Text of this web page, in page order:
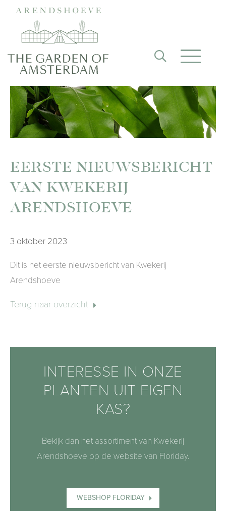
EERSTE NIEUWSBERICHT
VAN KWEKERIJ
ARENDSHOEVE
3 oktober 2023
Dit is het eerste nieuwsbericht van Kwekerij
Arendshoeve
Terug naar overzicht
INTERESSE IN ONZE
PLANTEN UIT EIGEN
KAS?
Bekijk dan het assortiment van Kwekerij
Arendshoeve op de website van Floriday.
WEBSHOP FLORIDAY